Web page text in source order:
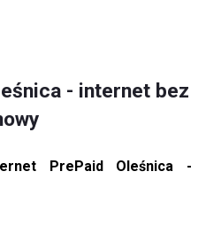
- internet bez
PrePaid Oleśnica -